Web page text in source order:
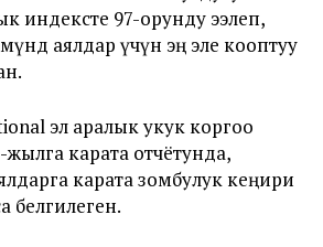
индексте 97-орунду ээлеп,
аялдар үчүн эң эле кооптуу
эл аралык укук коргоо
карата отчётунда,
карата зомбулук кеңири
белгилеген.